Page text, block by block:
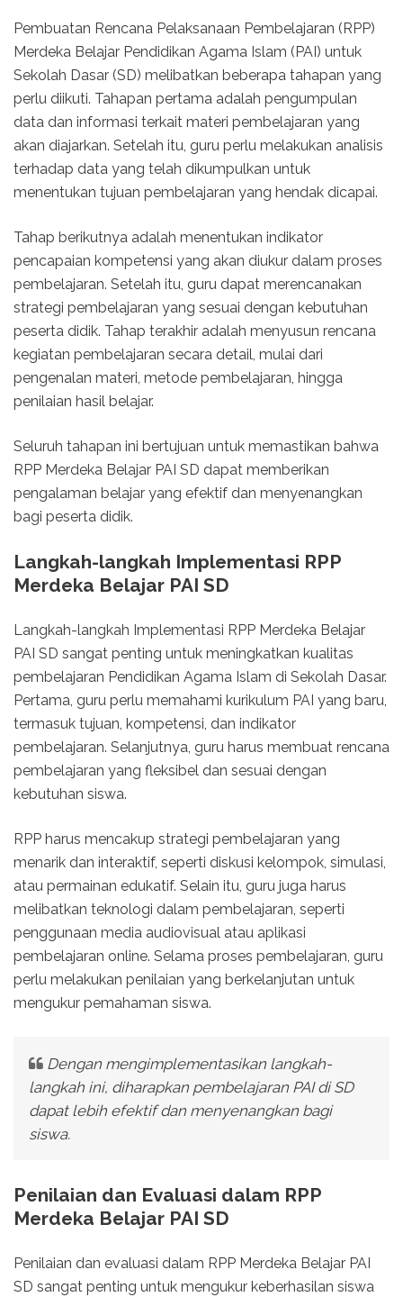
Pembuatan Rencana Pelaksanaan Pembelajaran (RPP)
Merdeka Belajar Pendidikan Agama Islam (PAI) untuk
Sekolah Dasar (SD) melibatkan beberapa tahapan yang
perlu diikuti. Tahapan pertama adalah pengumpulan
data dan informasi terkait materi pembelajaran yang
akan diajarkan. Setelah itu, guru perlu melakukan analisis
terhadap data yang telah dikumpulkan untuk
menentukan tujuan pembelajaran yang hendak dicapai.
Tahap berikutnya adalah menentukan indikator
pencapaian kompetensi yang akan diukur dalam proses
pembelajaran. Setelah itu, guru dapat merencanakan
strategi pembelajaran yang sesuai dengan kebutuhan
peserta didik. Tahap terakhir adalah menyusun rencana
kegiatan pembelajaran secara detail, mulai dari
pengenalan materi, metode pembelajaran, hingga
penilaian hasil belajar.
Seluruh tahapan ini bertujuan untuk memastikan bahwa
RPP Merdeka Belajar PAI SD dapat memberikan
pengalaman belajar yang efektif dan menyenangkan
bagi peserta didik.
Langkah-langkah Implementasi RPP
Merdeka Belajar PAI SD
Langkah-langkah Implementasi RPP Merdeka Belajar
PAI SD sangat penting untuk meningkatkan kualitas
pembelajaran Pendidikan Agama Islam di Sekolah Dasar.
Pertama, guru perlu memahami kurikulum PAI yang baru,
termasuk tujuan, kompetensi, dan indikator
pembelajaran. Selanjutnya, guru harus membuat rencana
pembelajaran yang fleksibel dan sesuai dengan
kebutuhan siswa.
RPP harus mencakup strategi pembelajaran yang
menarik dan interaktif, seperti diskusi kelompok, simulasi,
atau permainan edukatif. Selain itu, guru juga harus
melibatkan teknologi dalam pembelajaran, seperti
penggunaan media audiovisual atau aplikasi
pembelajaran online. Selama proses pembelajaran, guru
perlu melakukan penilaian yang berkelanjutan untuk
mengukur pemahaman siswa.
Dengan mengimplementasikan langkah-
langkah ini, diharapkan pembelajaran PAI di SD
dapat lebih efektif dan menyenangkan bagi
siswa.
Penilaian dan Evaluasi dalam RPP
Merdeka Belajar PAI SD
Penilaian dan evaluasi dalam RPP Merdeka Belajar PAI
SD sangat penting untuk mengukur keberhasilan siswa